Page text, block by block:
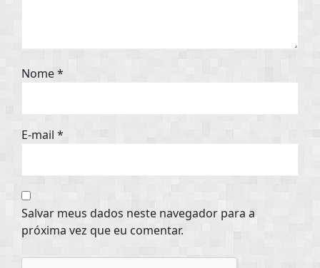
Nome*
E-mail *
Salvar meus dados neste navegador para a
próxima vez que eu comentar.